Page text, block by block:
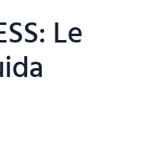
Le